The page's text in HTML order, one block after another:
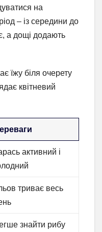
на
– із середини до
а дощі додають
їжу біля очерету
квітневий
активний і
триває весь
знайти рибу